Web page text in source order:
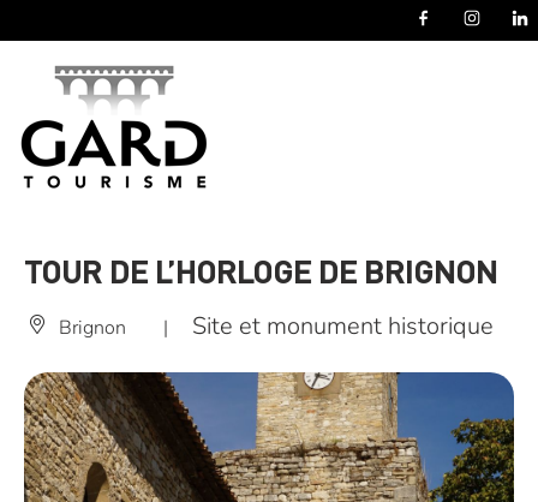
TOUR DE L’HORLOGE DE BRIGNON
Brignon | Site et monument historique